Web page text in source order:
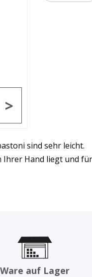
>
sind sehr leicht.
Hand liegt und
Ware auf Lager